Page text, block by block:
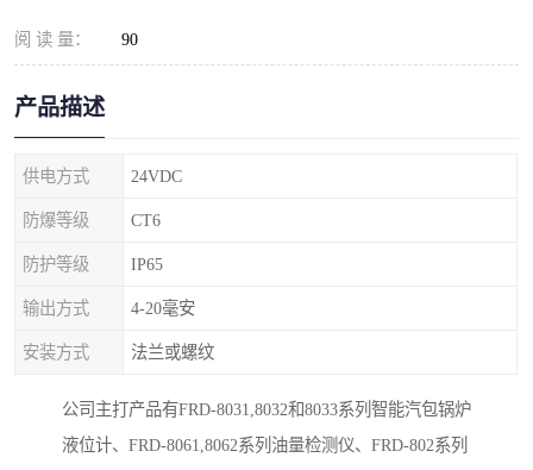
阅 读 量： 90
产品描述
供电方式 24VDC
防爆等级 CT6
防护等级 IP65
输出方式 4-20毫安
安装方式 法兰或螺纹
公司主打产品有FRD-8031,8032和8033系列智能汽包锅炉
液位计、FRD-8061,8062系列油量检测仪、FRD-802系列